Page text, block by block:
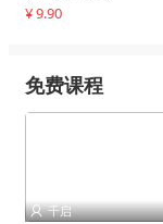
¥ 9.90
免费课程
 千启